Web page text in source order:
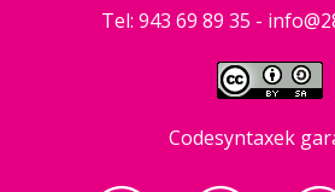
Tel: 943 69 89 35 -
Codesyntaxek